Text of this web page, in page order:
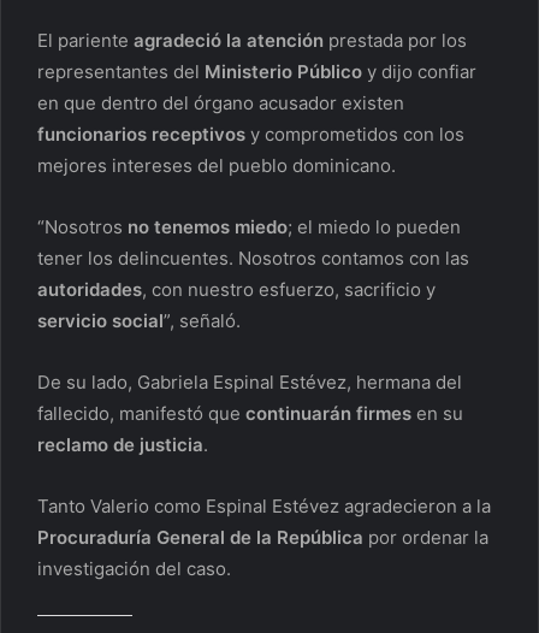
El pariente agradeció la atención prestada por los
representantes del Ministerio Público y dijo confiar
en que dentro del órgano acusador existen
funcionarios receptivos y comprometidos con los
mejores intereses del pueblo dominicano.
“Nosotros no tenemos miedo; el miedo lo pueden
tener los delincuentes. Nosotros contamos con las
autoridades, con nuestro esfuerzo, sacrificio y
servicio social”, señaló.
De su lado, Gabriela Espinal Estévez, hermana del
fallecido, manifestó que continuarán firmes en su
reclamo de justicia.
Tanto Valerio como Espinal Estévez agradecieron a la
Procuraduría General de la República por ordenar la
investigación del caso.